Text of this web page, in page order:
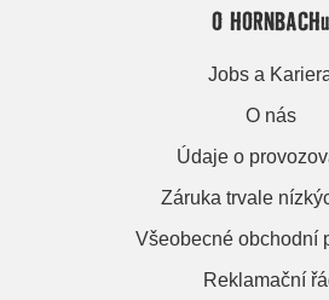
O HORNBACHu
Jobs a
O nás
Údaje o
Záruka trvale
Všeobecné obchodní
Reklamační